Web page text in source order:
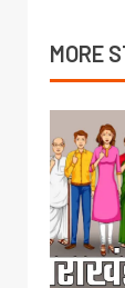
MORE